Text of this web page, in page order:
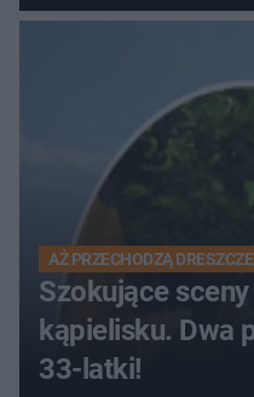
pokazy i
Muzeum
AŻ PRZECHODZĄ
Szokujące
kąpielisku. Dwa
33-latki!